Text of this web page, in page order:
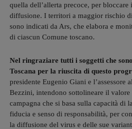
quella dell’allerta precoce, per
diffusione. I territori a maggior rischio
sono indicati da Ars, che elabora e
di ciascun Comune toscano.
Nel ringraziare tutti i soggetti che
Toscana per la riuscita di questo
presidente Eugenio Giani e l’assessore
Bezzini, intendono sottolineare il valore
campagna che si basa sulla capacità di
fiducia e senso di responsabilità, per
la diffusione del virus e delle sue